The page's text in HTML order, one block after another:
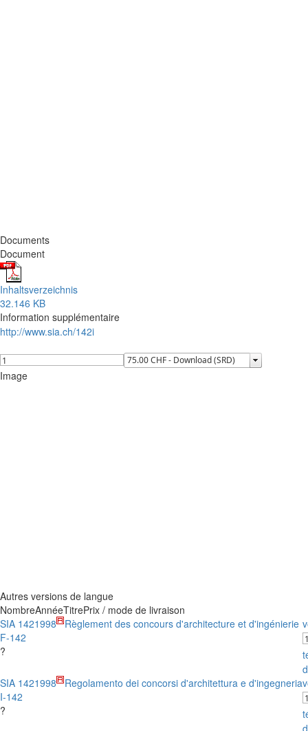
Documents
Document
Inhaltsverzeichnis
32.146 KB
Information supplémentaire
http://www.sia.ch/142i
Image
Autres versions de langue
NombreAnnéeTitrePrix / mode de livraison
SIA 142
F-142
?
1998 Règlement des concours d'architecture et d'ingénierie
SIA 142
I-142
?
1998 Regolamento dei concorsi d'architettura e d'ingegneria